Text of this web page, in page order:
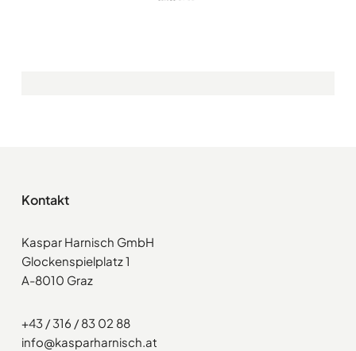
Kontakt
Kaspar Harnisch GmbH
Glockenspielplatz 1
A-8010 Graz
+43 / 316 / 83 02 88
info@kasparharnisch.at